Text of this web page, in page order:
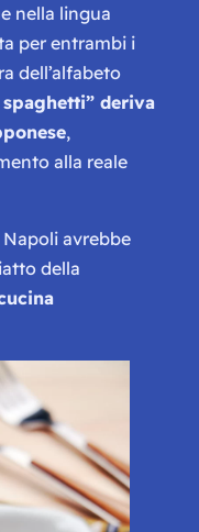
nella lingua
per entrambi i
dell’alfabeto
spaghetti” deriva
,
alla reale
avrebbe
della